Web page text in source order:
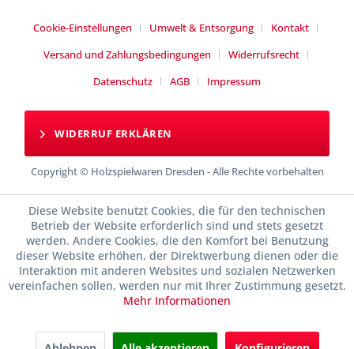
Cookie-Einstellungen Umwelt & Entsorgung
Kontakt
Versand und Zahlungsbedingungen
Widerrufsrecht
Datenschutz
AGB Impressum
WIDERRUF ERKLÄREN
Copyright © Holzspielwaren Dresden - Alle Rechte vorbehalten
Diese Website benutzt Cookies, die für den technischen
Betrieb der Website erforderlich sind und stets gesetzt
werden. Andere Cookies, die den Komfort bei Benutzung
dieser Website erhöhen, der Direktwerbung dienen oder die
Interaktion mit anderen Websites und sozialen Netzwerken
vereinfachen sollen, werden nur mit Ihrer Zustimmung gesetzt.
Mehr Informationen